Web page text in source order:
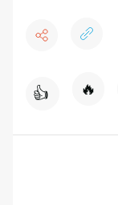
👍 🔥